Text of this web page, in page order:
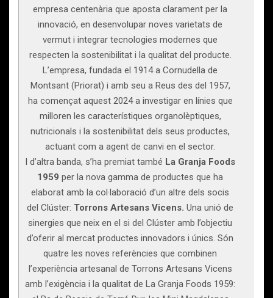
empresa centenària que aposta clarament per la
innovació, en desenvolupar noves varietats de
vermut i integrar tecnologies modernes que
respecten la sostenibilitat i la qualitat del producte.
L’empresa, fundada el 1914 a Cornudella de
Montsant (Priorat) i amb seu a Reus des del 1957,
ha començat aquest 2024 a investigar en línies que
milloren les característiques organolèptiques,
nutricionals i la sostenibilitat dels seus productes,
actuant com a agent de canvi en el sector.
I d’altra banda, s’ha premiat també La Granja Foods
1959 per la nova gamma de productes que ha
elaborat amb la col·laboració d’un altre dels socis
del Clúster: Torrons Artesans Vicens. Una unió de
sinergies que neix en el si del Clúster amb l’objectiu
d’oferir al mercat productes innovadors i únics. Són
quatre les noves referències que combinen
l’experiència artesanal de Torrons Artesans Vicens
amb l’exigència i la qualitat de La Granja Foods 1959: